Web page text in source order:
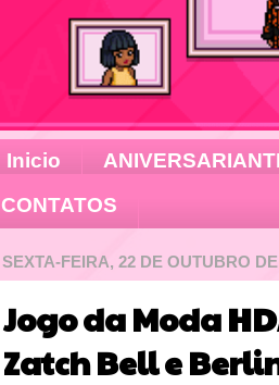
Inicio
CONTATOS
SEXTA-FEIRA, 22 DE OUTUBRO
Jogo da Moda
Zatch Bell e